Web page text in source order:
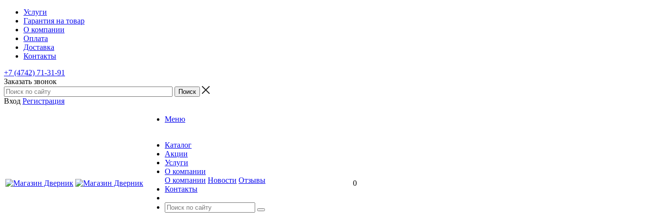
Услуги
Гарантия на товар
О компании
Оплата
Доставка
Контакты
+7 (4742) 71-31-91
Заказать звонок
Вход Регистрация
Меню
Каталог
Акции
Услуги
О компании
О компании Новости Отзывы
Контакты
0